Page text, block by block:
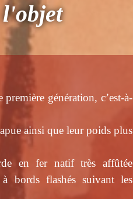
génération, c’est-à-
ainsi que leur poids plus
en fer natif très affûtée
bords flashés suivant les